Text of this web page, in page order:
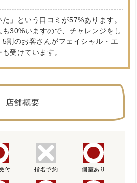
た」という口コミが57%あります。
30%いますので、チャレンジをし
割のお客さんがフェイシャル・エ
受けています。
店舗概要
付 指名予約 個室あり